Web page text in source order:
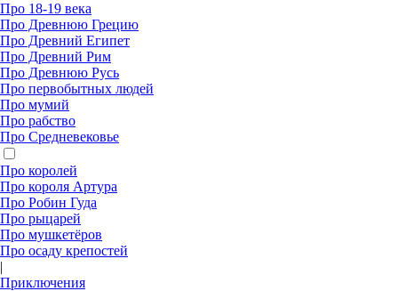
Про 18-19 века
Про Древнюю Грецию
Про Древний Египет
Про Древний Рим
Про Древнюю Русь
Про первобытных людей
Про мумий
Про рабство
Про Средневековье
Про королей
Про короля Артура
Про Робин Гуда
Про рыцарей
Про мушкетёров
Про осаду крепостей
|
Приключения